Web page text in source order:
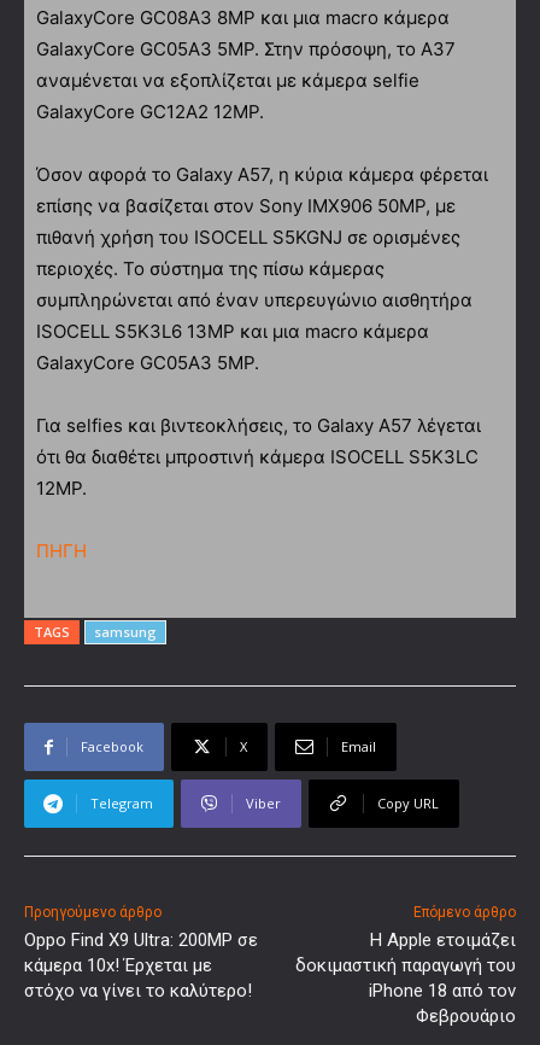
GalaxyCore GC08A3 8MP και μια macro κάμερα
GalaxyCore GC05A3 5MP. Στην πρόσοψη, το A37
αναμένεται να εξοπλίζεται με κάμερα selfie
GalaxyCore GC12A2 12MP.
Όσον αφορά το Galaxy A57, η κύρια κάμερα φέρεται
επίσης να βασίζεται στον Sony IMX906 50MP, με
πιθανή χρήση του ISOCELL S5KGNJ σε ορισμένες
περιοχές. Το σύστημα της πίσω κάμερας
συμπληρώνεται από έναν υπερευγώνιο αισθητήρα
ISOCELL S5K3L6 13MP και μια macro κάμερα
GalaxyCore GC05A3 5MP.
Για selfies και βιντεοκλήσεις, το Galaxy A57 λέγεται
ότι θα διαθέτει μπροστινή κάμερα ISOCELL S5K3LC
12MP.
ΠΗΓΗ
TAGS samsung
Facebook X Email
Telegram Viber Copy URL
Προηγούμενο άρθρο
Oppo Find X9 Ultra: 200MP σε
κάμερα 10x! Έρχεται με
στόχο να γίνει το καλύτερο!
Επόμενο άρθρο
Η Apple ετοιμάζει
δοκιμαστική παραγωγή του
iPhone 18 από τον
Φεβρουάριο